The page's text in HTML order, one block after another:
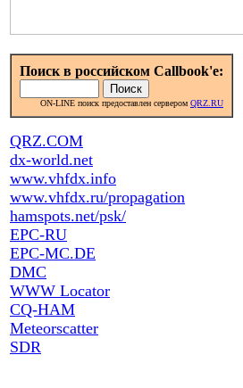
Поиск в российском Callbook'e:
ON-LINE поиск предоставлен сервером QRZ.RU
QRZ.COM
dx-world.net
www.vhfdx.info
www.vhfdx.ru/propagation
hamspots.net/psk/
EPC-RU
EPC-MC.DE
DMC
WWW Locator
CQ-HAM
Meteorscatter
SDR